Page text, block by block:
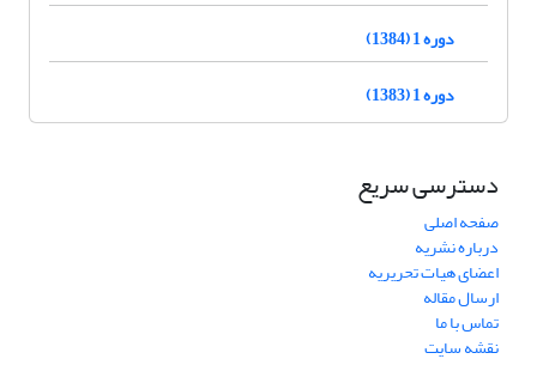
دوره 1 (1384)
دوره 1 (1383)
دسترسی سریع
صفحه اصلی
درباره نشریه
اعضای هیات تحریریه
ارسال مقاله
تماس با ما
نقشه سایت